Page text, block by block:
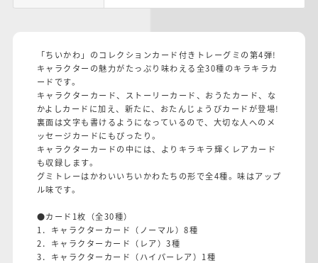
「ちいかわ」のコレクションカード付きトレーグミの第4弾!
キャラクターの魅力がたっぷり味わえる全30種のキラキラカ
ードです。
キャラクターカード、ストーリーカード、おうたカード、な
かよしカードに加え、新たに、おたんじょうびカードが登場!
裏面は文字も書けるようになっているので、大切な人へのメ
ッセージカードにもぴったり。
キャラクターカードの中には、よりキラキラ輝くレアカード
も収録します。
グミトレーはかわいいちいかわたちの形で全4種。味はアップ
ル味です。
●カード1枚（全30種）
1．キャラクターカード（ノーマル）8種
2．キャラクターカード（レア）3種
3．キャラクターカード（ハイパーレア）1種